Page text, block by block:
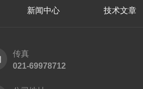
新闻中心 技术文章
传真
021-69978712